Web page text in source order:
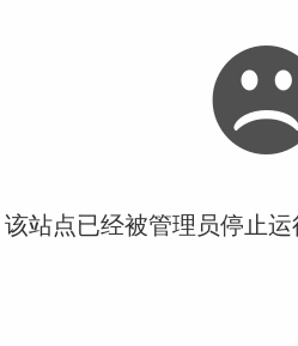
站点已经被管理员停止